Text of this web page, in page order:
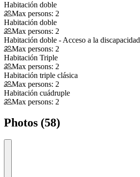
Habitación doble
Max persons: 2
Habitación doble
Max persons: 2
Habitación doble - Acceso a la discapacidad
Max persons: 2
Habitación Triple
Max persons: 2
Habitación triple clásica
Max persons: 2
Habitación cuádruple
Max persons: 2
Photos (58)